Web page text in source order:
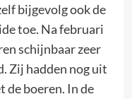
bijgevolg ook de
toe. Na februari
schijnbaar zeer
Zij hadden nog uit
de boeren. In de